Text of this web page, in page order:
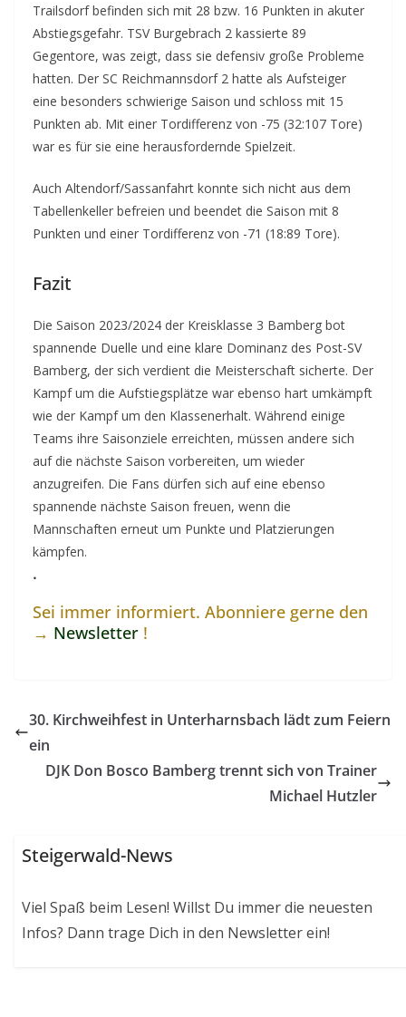
Trailsdorf befinden sich mit 28 bzw. 16 Punkten in akuter
Abstiegsgefahr. TSV Burgebrach 2 kassierte 89
Gegentore, was zeigt, dass sie defensiv große Probleme
hatten. Der SC Reichmannsdorf 2 hatte als Aufsteiger
eine besonders schwierige Saison und schloss mit 15
Punkten ab. Mit einer Tordifferenz von -75 (32:107 Tore)
war es für sie eine herausfordernde Spielzeit.
Auch Altendorf/Sassanfahrt konnte sich nicht aus dem
Tabellenkeller befreien und beendet die Saison mit 8
Punkten und einer Tordifferenz von -71 (18:89 Tore).
Fazit
Die Saison 2023/2024 der Kreisklasse 3 Bamberg bot
spannende Duelle und eine klare Dominanz des Post-SV
Bamberg, der sich verdient die Meisterschaft sicherte. Der
Kampf um die Aufstiegsplätze war ebenso hart umkämpft
wie der Kampf um den Klassenerhalt. Während einige
Teams ihre Saisonziele erreichten, müssen andere sich
auf die nächste Saison vorbereiten, um wieder
anzugreifen. Die Fans dürfen sich auf eine ebenso
spannende nächste Saison freuen, wenn die
Mannschaften erneut um Punkte und Platzierungen
kämpfen.
.
Sei immer informiert. Abonniere gerne den
→ Newsletter !
30. Kirchweihfest in Unterharnsbach lädt zum Feiern
ein
DJK Don Bosco Bamberg trennt sich von Trainer
Michael Hutzler
Steigerwald-News
Viel Spaß beim Lesen! Willst Du immer die neuesten
Infos? Dann trage Dich in den Newsletter ein!